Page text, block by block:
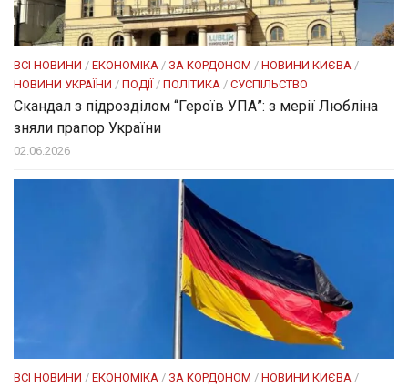
ВСІ НОВИНИ / ЕКОНОМІКА / ЗА КОРДОНОМ / НОВИНИ КИЄВА /
НОВИНИ УКРАЇНИ / ПОДІЇ / ПОЛІТИКА / СУСПІЛЬСТВО
Скандал з підрозділом “Героїв УПА”: з мерії Любліна
зняли прапор України
02.06.2026
ВСІ НОВИНИ / ЕКОНОМІКА / ЗА КОРДОНОМ / НОВИНИ КИЄВА /